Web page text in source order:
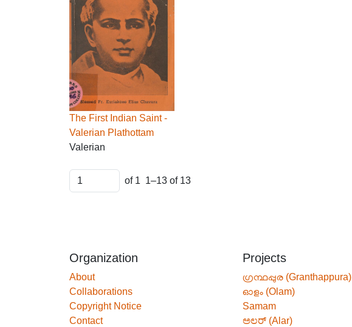
The First Indian Saint -
Valerian Plathottam
Valerian
of 1 1–13 of 13
Organization
About
Collaborations
Copyright Notice
Contact
Projects
ഗ്രന്ഥപ്പുര (Granthappura)
ഓളം (Olam)
Samam
ಅಲರ್ (Alar)